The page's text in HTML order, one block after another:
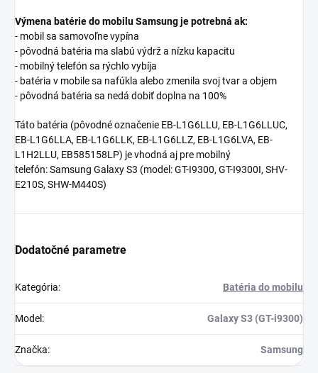
Výmena batérie do mobilu Samsung je potrebná ak:
- mobil sa samovoľne vypína
- pôvodná batéria ma slabú výdrž a nízku kapacitu
- mobilný telefón sa rýchlo vybíja
- batéria v mobile sa nafúkla alebo zmenila svoj tvar a objem
- pôvodná batéria sa nedá dobiť doplna na 100%
Táto batéria (pôvodné označenie EB-L1G6LLU, EB-L1G6LLUC,
EB-L1G6LLA, EB-L1G6LLK, EB-L1G6LLZ, EB-L1G6LVA, EB-
L1H2LLU, EB585158LP) je vhodná aj pre mobilný
telefón: Samsung Galaxy S3 (model:GT-I9300, GT-I9300I, SHV-
E210S, SHW-M440S)
Dodatočné parametre
Kategória: Batéria do mobilu
Model : Galaxy S3 (GT-i9300)
Značka: Samsung